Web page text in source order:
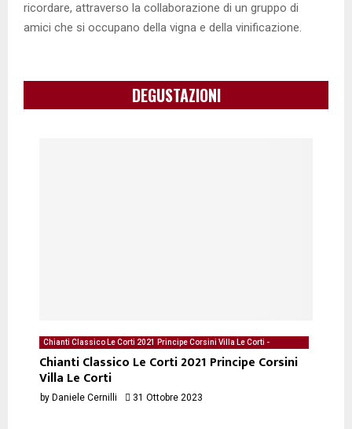
ricordare, attraverso la collaborazione di un gruppo di
amici che si occupano della vigna e della vinificazione.
DEGUSTAZIONI
Chianti Classico Le Corti 2021 Principe Corsini Villa Le Corti -
Chianti Classico Le Corti 2021 Principe Corsini
Villa Le Corti
by Daniele Cernilli 31 Ottobre 2023